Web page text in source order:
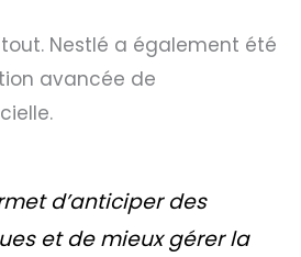
tout. Nestlé a également été
avancée de
d’anticiper des
et de mieux gérer la